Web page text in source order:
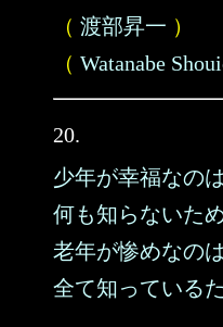
（ 渡部昇一 ）
（ Watanabe
20.
少年が幸福なのは
何も知らないた
老年が惨めなのは
全て知っている